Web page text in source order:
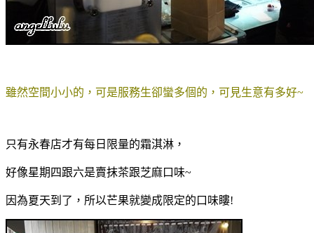
雖然空間小小的，可是服務生卻蠻多個的，可見生意有多好~
只有永春店才有每日限量的霜淇淋，
好像星期四跟六是賣抹茶跟芝麻口味~
因為夏天到了，所以芒果就變成限定的口味瞜!